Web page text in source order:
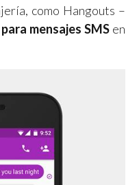
como Hangouts –
mensajes SMS en